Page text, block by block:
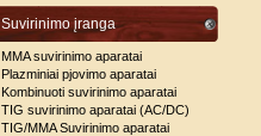
Suvirinimo įranga
MMA suvirinimo aparatai
Plazminiai pjovimo aparatai
Kombinuoti suvirinimo aparatai
TIG suvirinimo aparatai (AC/DC)
TIG/MMA Suvirinimo aparatai